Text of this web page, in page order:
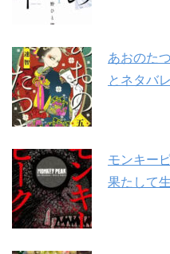
あおのた
とネタバ
モンキー
果たして